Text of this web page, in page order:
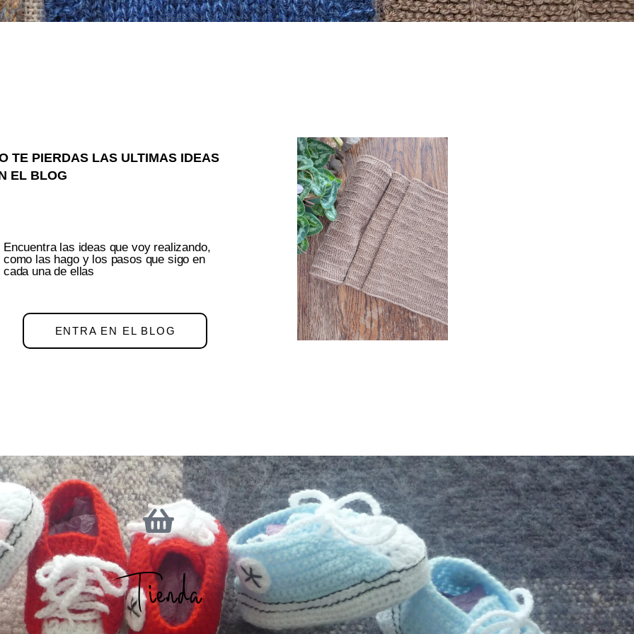
TE PIERDAS LAS ULTIMAS IDEAS
EL BLOG
Encuentra las ideas que voy realizando,
como las hago y los pasos que sigo en
cada una de ellas
ENTRA EN EL BLOG
Tienda